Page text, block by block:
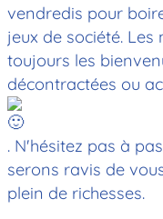
vendredis pour
jeux de société.
toujours les
décontractées ou
. N'hésitez pas à
serons ravis de
plein de richesses.